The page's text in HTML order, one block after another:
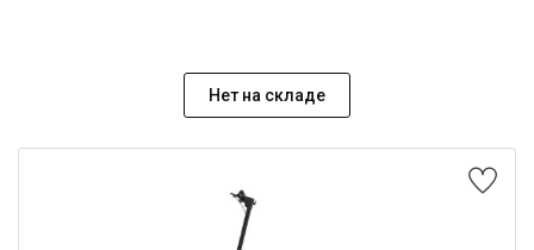
Нет на складе